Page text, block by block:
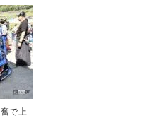
で上